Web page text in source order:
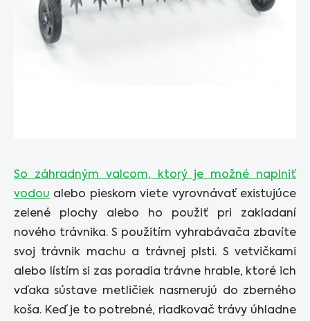
So záhradným valcom, ktorý je možné naplniť
vodou alebo pieskom viete vyrovnávať existujúce
zelené plochy alebo ho použiť pri zakladaní
nového trávnika. S použitím vyhrabávača zbavíte
svoj trávnik machu a trávnej plsti. S vetvičkami
alebo lístím si zas poradia trávne hrable, ktoré ich
vďaka sústave metličiek nasmerujú do zberného
koša. Keď je to potrebné, riadkovač trávy úhladne